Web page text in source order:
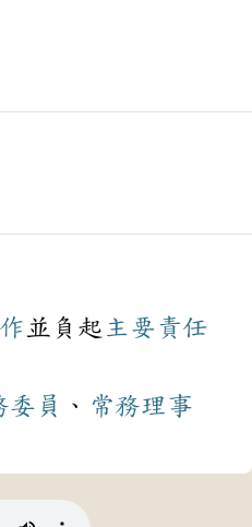
並負起 主要責任
委員 、 常務理事